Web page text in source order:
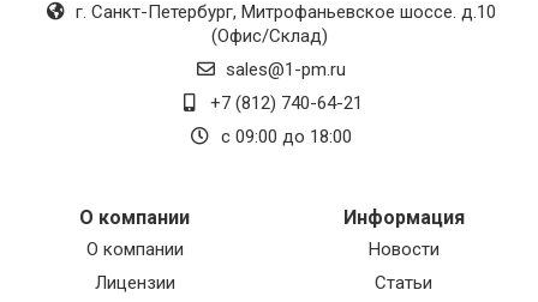
г. Санкт-Петербург, Митрофаньевское шоссе. д.10
(Офис/Склад)
sales@1-pm.ru
+7 (812) 740-64-21
с 09:00 до 18:00
О компании
О компании
Лицензии
Информация
Новости
Статьи